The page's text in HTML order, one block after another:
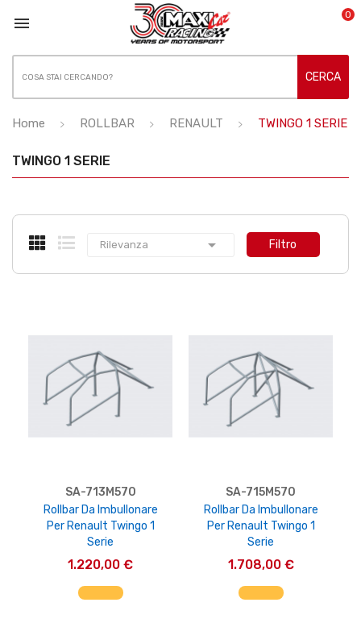
 0
CERCA
Home ROLLBAR RENAULT TWINGO 1 SERIE
TWINGO 1 SERIE
Rilevanza  Filtro
SA-713M570
Rollbar Da Imbullonare
Per Renault Twingo 1
Serie
1.220,00 €
AGGIUNGI AL CARRELLO
SA-715M570
Rollbar Da Imbullonare
Per Renault Twingo 1
Serie
1.708,00 €
AGGIUNGI AL CARRELLO